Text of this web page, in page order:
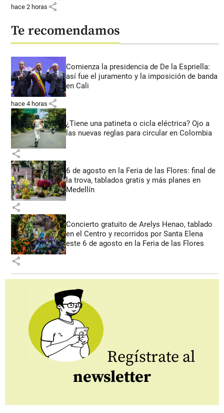
hace 2 horas share
Te recomendamos
Comienza la presidencia de De la Espriella:
así fue el juramento y la imposición de banda
en Cali
hace 4 horas share
¿Tiene una patineta o cicla eléctrica? Ojo a
las nuevas reglas para circular en Colombia
share
6 de agosto en la Feria de las Flores: final de
la trova, tablados gratis y más planes en
Medellín
share
Concierto gratuito de Arelys Henao, tablado
en el Centro y recorridos por Santa Elena
este 6 de agosto en la Feria de las Flores
share
Regístrate al
newsletter